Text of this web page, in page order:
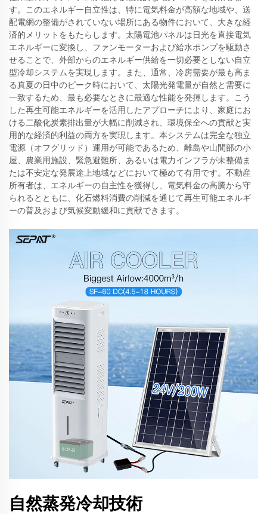
す。このエネルギー自立性は、特に電気料金が高額な地域や、送
配電網の整備がされていない場所にある物件において、大きな経
済的メリットをもたらします。太陽電池パネルは日光を直接電気
エネルギーに変換し、ファンモーターおよび給水ポンプを駆動さ
せることで、外部からのエネルギー供給を一切必要としない自立
型冷却システムを実現します。また、通常、冷房需要が最も高ま
る真夏の日中のピーク時において、太陽光発電量が自然と需要に
一致するため、最も必要なときに最適な性能を発揮します。こう
した再生可能エネルギーを活用したアプローチにより、家庭にお
ける二酸化炭素排出量が大幅に削減され、環境保全への貢献と実
用的な経済的利益の両方を実現します。本システムは完全な独立
電源（オフグリッド）運用が可能であるため、離島や山間部の小
屋、農業用施設、緊急避難所、あるいは電力インフラが未整備ま
たは不安定な発展途上地域などにおいて極めて有用です。不動産
所有者は、エネルギーの自主性を獲得し、電気料金の高騰から守
られるとともに、化石燃料消費の削減を通じて再生可能エネルギ
ーの普及および気候変動緩和に貢献できます。
自然蒸発冷却技術